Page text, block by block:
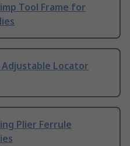
Tool Frame for
Adjustable Locator
Plier Ferrule